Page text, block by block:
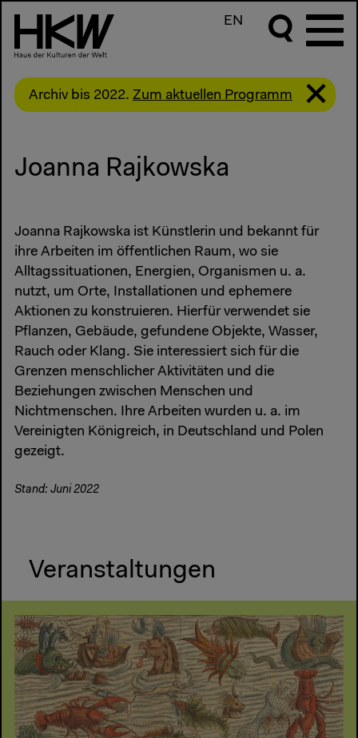
EN
Archiv bis 2022. Zum aktuellen Programm
Joanna Rajkowska
Joanna Rajkowska ist Künstlerin und bekannt für
ihre Arbeiten im öffentlichen Raum, wo sie
Alltagssituationen, Energien, Organismen u. a.
nutzt, um Orte, Installationen und ephemere
Aktionen zu konstruieren. Hierfür verwendet sie
Pflanzen, Gebäude, gefundene Objekte, Wasser,
Rauch oder Klang. Sie interessiert sich für die
Grenzen menschlicher Aktivitäten und die
Beziehungen zwischen Menschen und
Nichtmenschen. Ihre Arbeiten wurden u. a. im
Vereinigten Königreich, in Deutschland und Polen
gezeigt.
Stand: Juni 2022
Veranstaltungen